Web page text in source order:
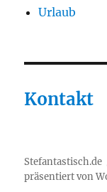
Urlaub
Kontakt
Stefantastisch.de
präsentiert von